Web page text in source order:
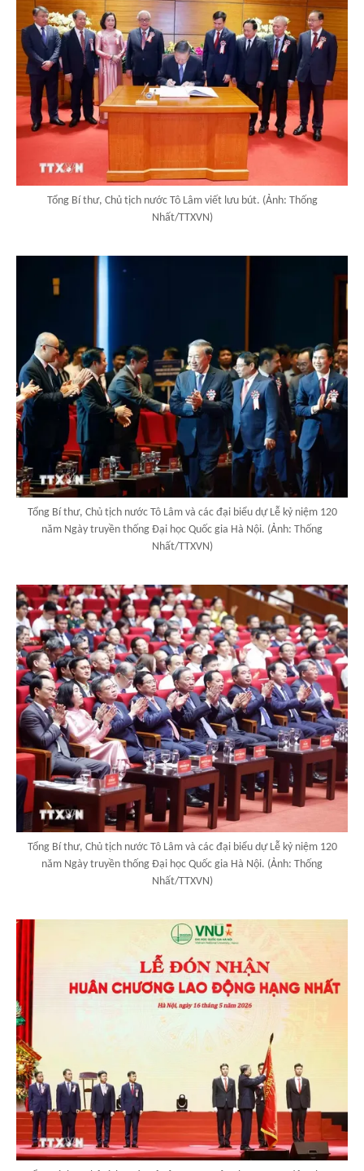
Tổng Bí thư, Chủ tịch nước Tô Lâm viết lưu bút. (Ảnh: Thống
Nhất/TTXVN)
Tổng Bí thư, Chủ tịch nước Tô Lâm và các đại biểu dự Lễ kỷ niệm 120
năm Ngày truyền thống Đại học Quốc gia Hà Nội. (Ảnh: Thống
Nhất/TTXVN)
Tổng Bí thư, Chủ tịch nước Tô Lâm và các đại biểu dự Lễ kỷ niệm 120
năm Ngày truyền thống Đại học Quốc gia Hà Nội. (Ảnh: Thống
Nhất/TTXVN)